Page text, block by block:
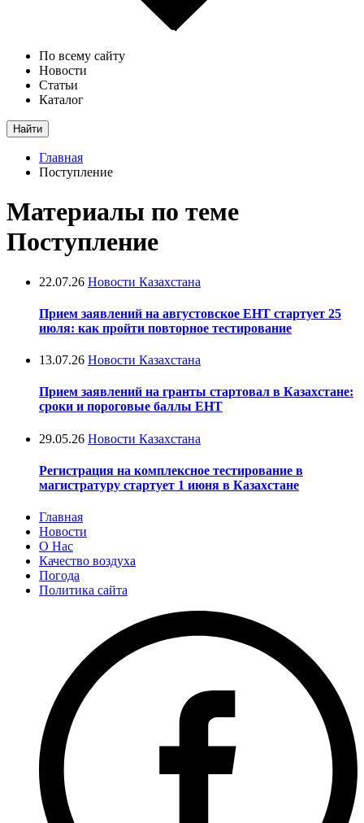
По всему сайту
Новости
Статьи
Каталог
Найти
Главная
Поступление
Материалы по теме
Поступление
22.07.26 Новости Казахстана
Прием заявлений на августовское ЕНТ стартует 25
июля: как пройти повторное тестирование
13.07.26 Новости Казахстана
Прием заявлений на гранты стартовал в Казахстане:
сроки и пороговые баллы ЕНТ
29.05.26 Новости Казахстана
Регистрация на комплексное тестирование в
магистратуру стартует 1 июня в Казахстане
Главная
Новости
О Нас
Качество воздуха
Погода
Политика сайта